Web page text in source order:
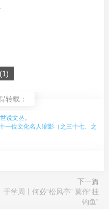
1)
转载：
世说文丛。
一位文化名人缩影（之三十七、之
下一篇
于学周丨何必“松风亭” 莫作“挂
钩鱼”